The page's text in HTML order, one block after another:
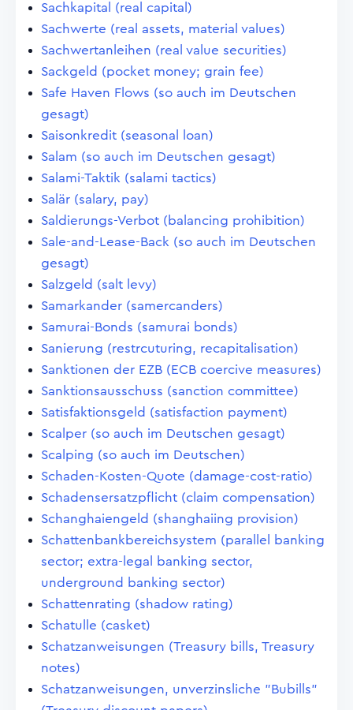
Sachkapital (real capital)
Sachwerte (real assets, material values)
Sachwertanleihen (real value securities)
Sackgeld (pocket money; grain fee)
Safe Haven Flows (so auch im Deutschen
gesagt)
Saisonkredit (seasonal loan)
Salam (so auch im Deutschen gesagt)
Salami-Taktik (salami tactics)
Salär (salary, pay)
Saldierungs-Verbot (balancing prohibition)
Sale-and-Lease-Back (so auch im Deutschen
gesagt)
Salzgeld (salt levy)
Samarkander (samercanders)
Samurai-Bonds (samurai bonds)
Sanierung (restrcuturing, recapitalisation)
Sanktionen der EZB (ECB coercive measures)
Sanktionsausschuss (sanction committee)
Satisfaktionsgeld (satisfaction payment)
Scalper (so auch im Deutschen gesagt)
Scalping (so auch im Deutschen)
Schaden-Kosten-Quote (damage-cost-ratio)
Schadensersatzpflicht (claim compensation)
Schanghaiengeld (shanghaiing provision)
Schattenbankbereichsystem (parallel banking
sector; extra-legal banking sector,
underground banking sector)
Schattenrating (shadow rating)
Schatulle (casket)
Schatzanweisungen (Treasury bills, Treasury
notes)
Schatzanweisungen, unverzinsliche "Bubills"